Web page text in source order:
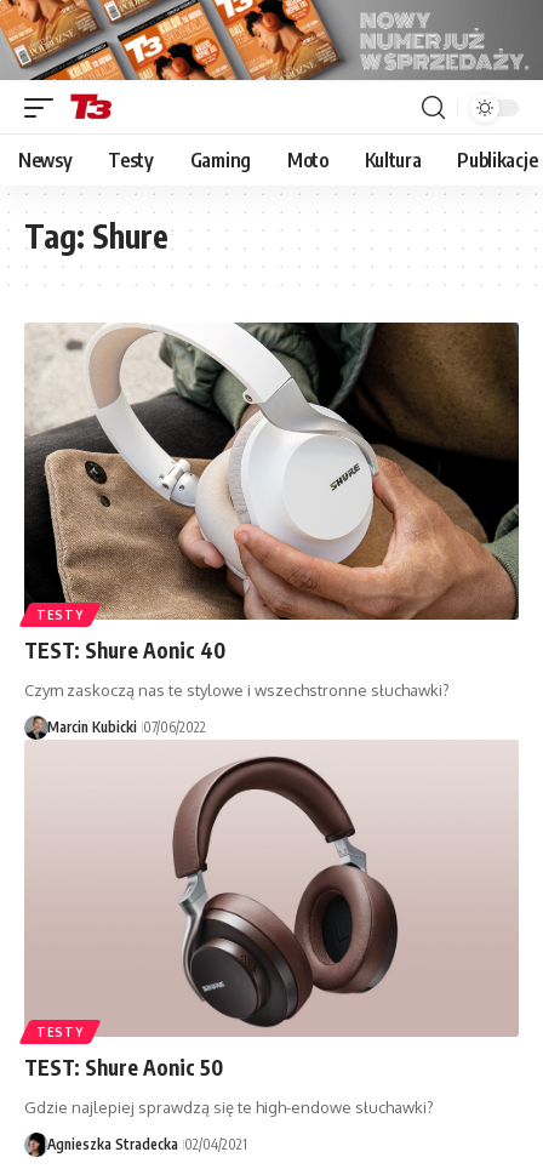
Newsy Testy Gaming Moto Kultura Publikacje
Tag: Shure
TESTY
TEST: Shure Aonic 40
Czym zaskoczą nas te stylowe i wszechstronne słuchawki?
Marcin Kubicki 07/06/2022
TESTY
TEST: Shure Aonic 50
Gdzie najlepiej sprawdzą się te high-endowe słuchawki?
Agnieszka Stradecka 02/04/2021